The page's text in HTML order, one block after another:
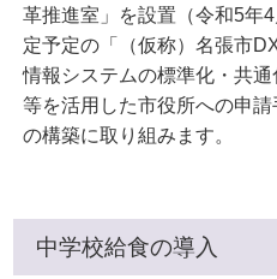
革推進室」を設置（令和
定予定の「（仮称）名張市
情報システムの標準化・共
等を活用した市役所への申
の構築に取り組みます。
中学校給食の導入